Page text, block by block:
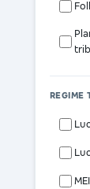
REGIME
MEI